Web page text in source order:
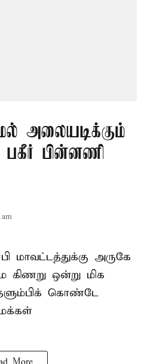
அலையடிக்கும்
பகீர் பின்னணி
மாவட்டத்துக்கு அருகே
கிணறு ஒன்று மிக
கொண்டே